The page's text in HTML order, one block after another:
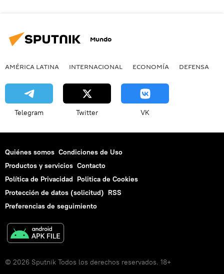
Mundo
AMÉRICA LATINA INTERNACIONAL ECONOMÍA DEFENSA
Telegram Twitter VK
Quiénes somos Condiciones de Uso
Productos y servicios Contacto
Política de Privacidad Politica de Cookies
Protección de datos (solicitud) RSS
Preferencias de seguimiento
© 2026 Sputnik Todos los derechos reservados. 18+